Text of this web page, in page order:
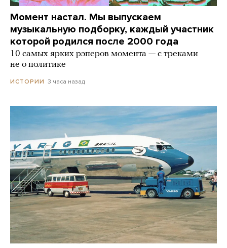
Момент настал. Мы выпускаем
музыкальную подборку, каждый участник
которой родился после 2000 года
10 самых ярких рэперов момента — с треками
не о политике
ИСТОРИИ 3 часа назад